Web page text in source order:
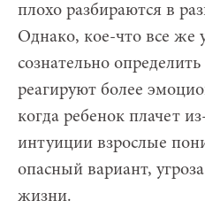
плохо разбираются в
Однако, кое-что все же
сознательно
реагируют более
когда ребенок плачет
интуиции взрослые
опасный вариант,
жизни.